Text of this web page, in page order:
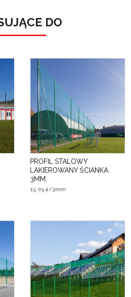
DO
PROFIL STALOWY
LAKIEROWANY ŚCIANKA
3MM
15 054/3mm